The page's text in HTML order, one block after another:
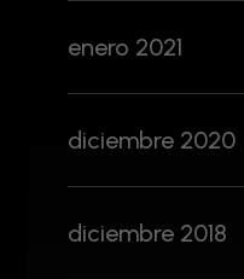
enero 2021
diciembre 2020
diciembre 2018